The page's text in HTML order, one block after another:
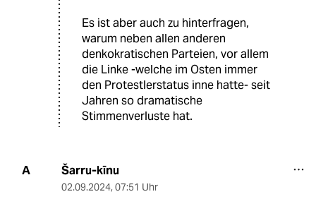
Es ist aber auch zu hinterfragen,
warum neben allen anderen
denkokratischen Parteien, vor allem
die Linke -welche im Osten immer
den Protestlerstatus inne hatte- seit
Jahren so dramatische
Stimmenverluste hat.
A Šarru-kīnu
02.09.2024, 07:51 Uhr